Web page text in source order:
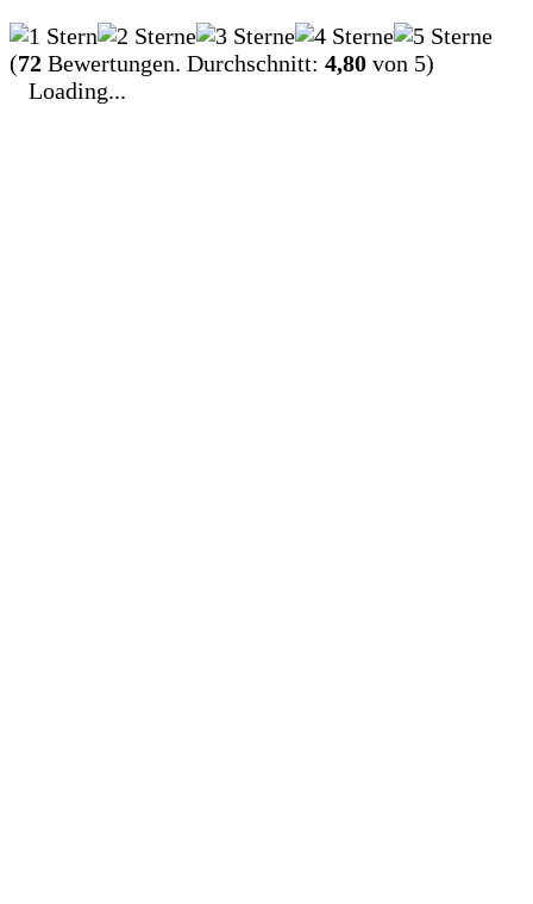
(72 Bewertungen. Durchschnitt: 4,80 von 5)
Loading...